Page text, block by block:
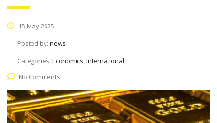
15 May 2025
Posted by: news
Categories: Economics, International
No Comments